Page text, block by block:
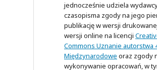
jednocześnie udziela
czasopisma zgody na jego
publikację w wersji
wersji online na licencji
Commons Uznanie autorstwa
Międzynarodowe oraz zgody
wykonywanie opracowań, w